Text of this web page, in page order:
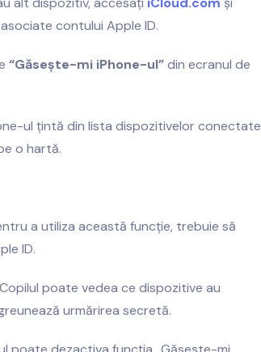
contului Apple ID.
“Găsește-mi iPhone-ul”din ecranul de
ul țintă din lista dispozitivelor conectate
o hartă.
a utiliza această funcție, trebuie să
ID.
poate vedea ce dispozitive au
urmărirea secretă.